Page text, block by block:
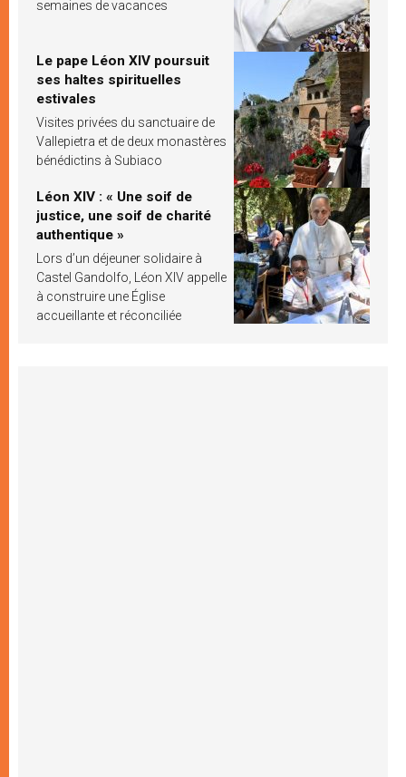
semaines de vacances
Le pape Léon XIV poursuit
ses haltes spirituelles
estivales
Visites privées du sanctuaire de
Vallepietra et de deux monastères
bénédictins à Subiaco
Léon XIV : « Une soif de
justice, une soif de charité
authentique »
Lors d’un déjeuner solidaire à
Castel Gandolfo, Léon XIV appelle
à construire une Église
accueillante et réconciliée